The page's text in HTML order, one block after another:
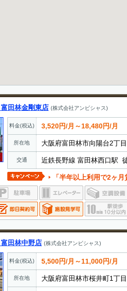
田林金剛東店 (株式会社アンビシャス)
料金(税込) 3,520円/月～18,480円/月
所在地 大阪府富田林市向陽台2丁
交通 近鉄長野線 富田林西口駅
「半年以上利用で2ヶ
田林中野店 (株式会社アンビシャス)
料金(税込) 5,500円/月～11,000円/月
所在地 大阪府富田林市桜井町1丁